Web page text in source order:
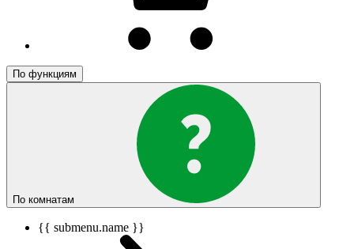
По функциям
По комнатам
{{ submenu.name }}